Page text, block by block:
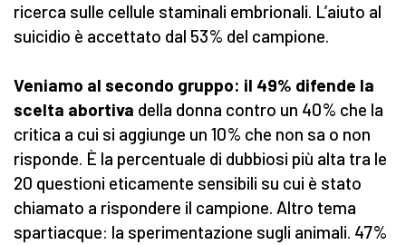
ricerca sulle cellule staminali embrionali. L’aiuto al
suicidio è accettato dal 53% del campione.
Veniamo al secondo gruppo: il 49% difende la
scelta abortiva della donna contro un 40% che la
critica a cui si aggiunge un 10% che non sa o non
risponde. È la percentuale di dubbiosi più alta tra le
20 questioni eticamente sensibili su cui è stato
chiamato a rispondere il campione. Altro tema
spartiacque: la sperimentazione sugli animali. 47%